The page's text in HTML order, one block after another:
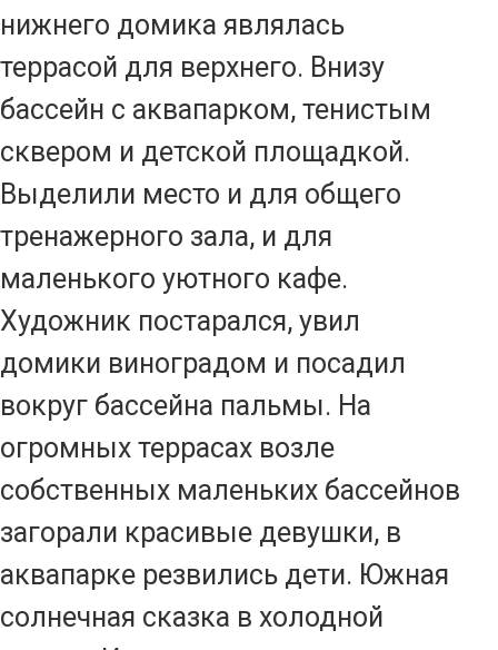
нижнего домика являлась
террасой для верхнего. Внизу
бассейн с аквапарком, тенистым
сквером и детской площадкой.
Выделили место и для общего
тренажерного зала, и для
маленького уютного кафе.
Художник постарался, увил
домики виноградом и посадил
вокруг бассейна пальмы. На
огромных террасах возле
собственных маленьких бассейнов
загорали красивые девушки, в
аквапарке резвились дети. Южная
солнечная сказка в холодной